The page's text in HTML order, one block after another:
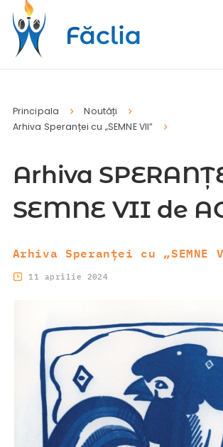
Principala
Noutăți
Arhiva Speranței cu „SEMNE VII”
Arhiva
SEMNE VII de
Arhiva Speranței cu „SEMNE
11 aprilie 2024